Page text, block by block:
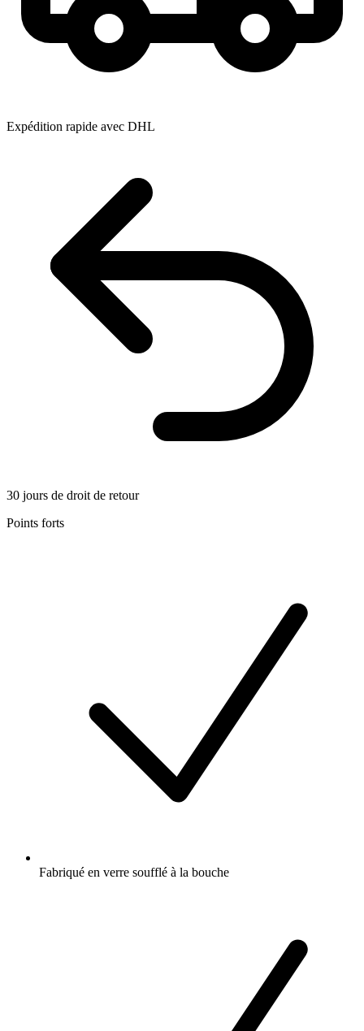
Expédition rapide avec DHL
30 jours de droit de retour
Points forts
Fabriqué en verre soufflé à la bouche